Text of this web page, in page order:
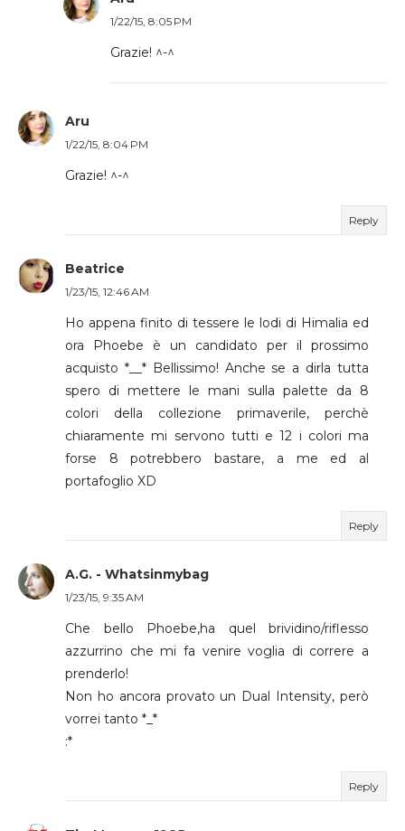
1/22/15, 8:05 PM
Grazie! ^-^
Aru
1/22/15, 8:04 PM
Grazie! ^-^
Reply
Beatrice
1/23/15, 12:46 AM
Ho appena finito di tessere le lodi di Himalia ed
ora Phoebe è un candidato per il prossimo
acquisto *__* Bellissimo! Anche se a dirla tutta
spero di mettere le mani sulla palette da 8
colori della collezione primaverile, perchè
chiaramente mi servono tutti e 12 i colori ma
forse 8 potrebbero bastare, a me ed al
portafoglio XD
Reply
A.G. - Whatsinmybag
1/23/15, 9:35 AM
Che bello Phoebe,ha quel brividino/riflesso
azzurrino che mi fa venire voglia di correre a
prenderlo!
Non ho ancora provato un Dual Intensity, però
vorrei tanto *_*
:*
Reply